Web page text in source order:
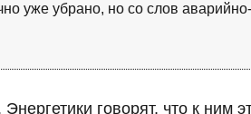
уже убрано, но со слов
Энергетики говорят, что к